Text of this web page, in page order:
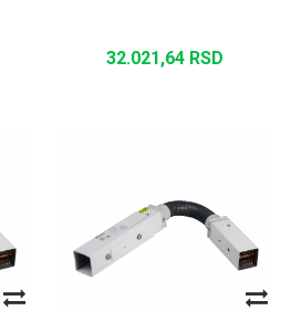
32.021,64 RSD